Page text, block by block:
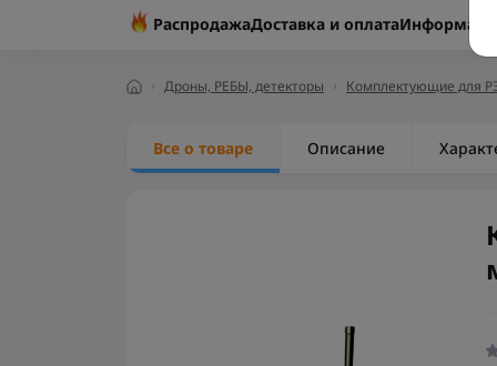
РаспродажаДоставка и оплатаИнформация
Дроны, РЕБЫ, детекторы Комплектующие для
Все о товаре Описание